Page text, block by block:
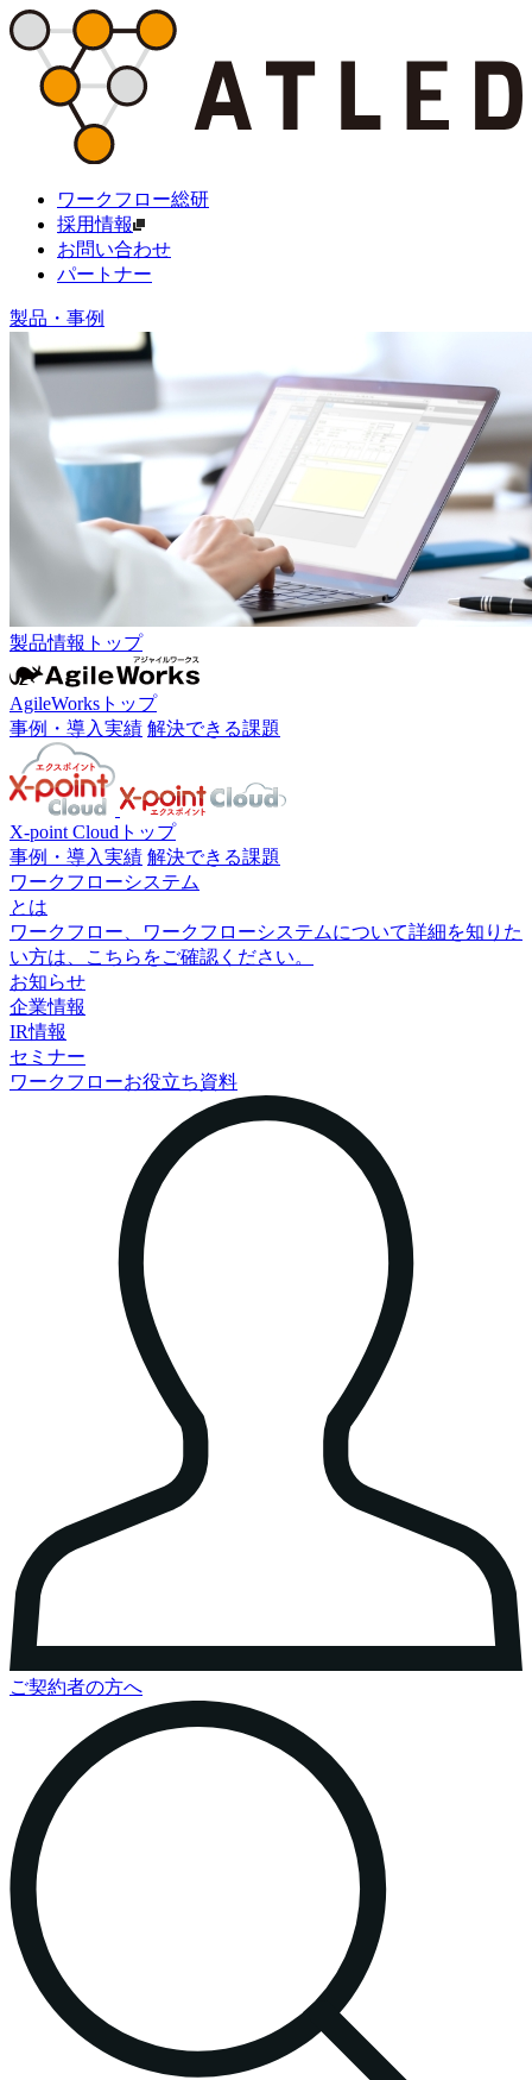
ワークフロー総研
採用情報
お問い合わせ
パートナー
製品・事例
製品情報トップ
AgileWorksトップ
事例・導入実績 解決できる課題
X-point Cloudトップ
事例・導入実績 解決できる課題
ワークフローシステム
とは
ワークフロー、ワークフローシステムについて詳細を知りた
い方は、こちらをご確認ください。
お知らせ
企業情報
IR情報
セミナー
ワークフローお役立ち資料
ご契約者の方へ